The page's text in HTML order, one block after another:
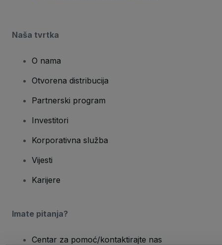
Naša tvrtka
O nama
Otvorena distribucija
Partnerski program
Investitori
Korporativna služba
Vijesti
Karijere
Imate pitanja?
Centar za pomoć/kontaktirajte nas